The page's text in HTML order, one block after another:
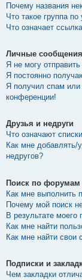
Почему названия
Что такое группа
Что означает
Личные сообщения
Я не могу
Я постоянно
Я получил спам или
конференции!
Друзья и недруги
Что означают
Как мне добавлять/
недругов?
Поиск по форумам
Как мне выполнить
Почему мой поиск
В результате моего
Как мне найти
Как мне найти свои
Подписки и
Чем закладки